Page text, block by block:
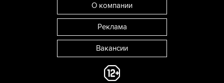
О компании
Реклама
Вакансии